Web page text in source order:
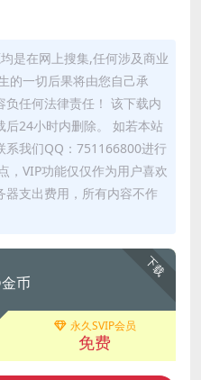
是在网上搜集,任何涉及商业
的一切后果将由您自己承
任何法律责任！ 该下载内
后24小时内删除。 如若本站
系我们QQ：751166800进行
，VIP功能仅仅作为用户喜欢
器支出费用，所有内容不作
下载
金币
永久SVIP会员
免费